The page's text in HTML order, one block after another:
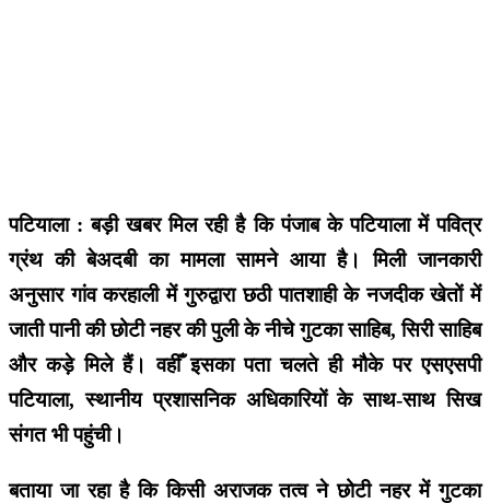
पटियाला : बड़ी खबर मिल रही है कि पंजाब के पटियाला में पवित्र
ग्रंथ की बेअदबी का मामला सामने आया है। मिली जानकारी
अनुसार गांव करहाली में गुरुद्वारा छठी पातशाही के नजदीक खेतों में
जाती पानी की छोटी नहर की पुली के नीचे गुटका साहिब, सिरी साहिब
और कड़े मिले हैं। वहीँ इसका पता चलते ही मौके पर एसएसपी
पटियाला, स्थानीय प्रशासनिक अधिकारियों के साथ-साथ सिख
संगत भी पहुंची।
बताया जा रहा है कि किसी अराजक तत्व ने छोटी नहर में गुटका